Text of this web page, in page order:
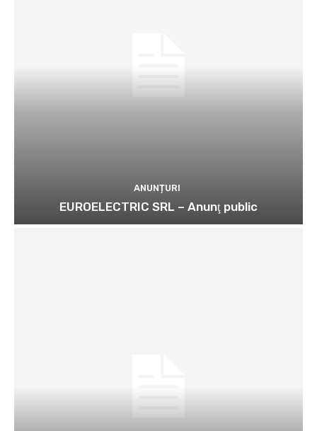
ANUNȚURI
EUROELECTRIC SRL – Anunţ public